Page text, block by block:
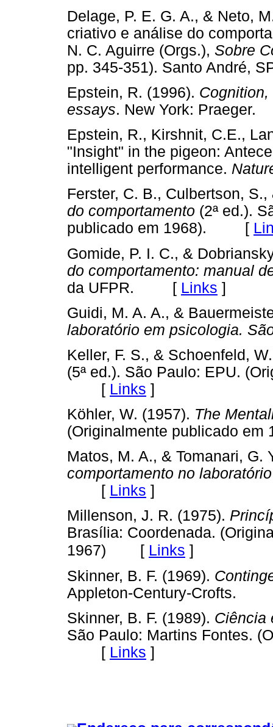
Delage, P. E. G. A., & Neto,
criativo e análise do
N. C. Aguirre (Orgs.), Sobre
pp. 345-351). Santo
Epstein, R. (1996).
essays. New York:
Epstein, R., Kirshnit, C.E.,
"Insight" in the pigeon:
intelligent performance.
Ferster, C. B., Culbertson,
do comportamento (2ª ed.).
publicado em 1968). [
Gomide, P. I. C., &
do comportamento: manual
da UFPR. [ Links ]
Guidi, M. A. A., &
laboratório em psicologia.
Keller, F. S., & Schoenfeld,
(5ª ed.). São Paulo: EPU.
[ Links ]
Köhler, W. (1957). The
(Originalmente publicado
Matos, M. A., & Tomanari, G.
comportamento no
[ Links ]
Millenson, J. R. (1975).
Brasília: Coordenada.
1967) [ Links ]
Skinner, B. F. (1969).
Appleton-Century-
Skinner, B. F. (1989). Ciência
São Paulo: Martins Fontes.
[ Links ]